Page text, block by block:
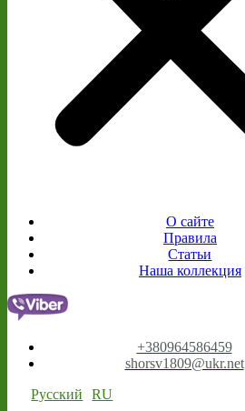
О сайте
Правила
Статьи
Наша коллекция
+380964586459
shorsv1809@ukr.net
Русский
RU